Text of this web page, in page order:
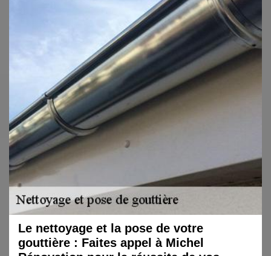
Le nettoyage et la pose de votre
gouttière : Faites appel à Michel